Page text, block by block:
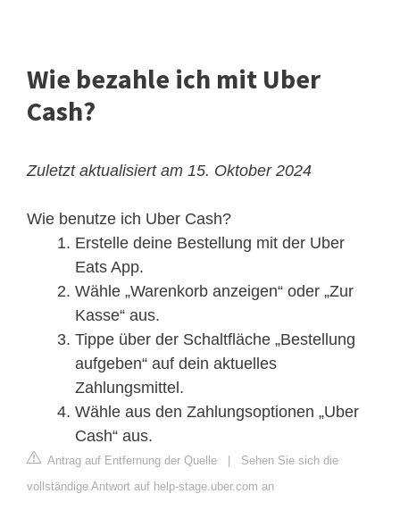
Wie bezahle ich mit Uber
Cash?
Zuletzt aktualisiert am 15. Oktober 2024
Wie benutze ich Uber Cash?
Erstelle deine Bestellung mit der Uber
Eats App.
Wähle „Warenkorb anzeigen“ oder „Zur
Kasse“ aus.
Tippe über der Schaltfläche „Bestellung
aufgeben“ auf dein aktuelles
Zahlungsmittel.
Wähle aus den Zahlungsoptionen „Uber
Cash“ aus.
Antrag auf Entfernung der Quelle
Sehen Sie sich die
vollständige Antwort auf help-stage.uber.com an